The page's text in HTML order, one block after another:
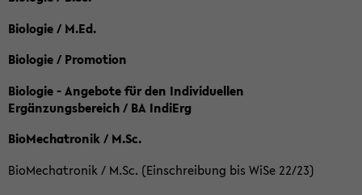
Biologie / M.Ed.
Biologie / Promotion
Biologie - Angebote für den Individuellen
Ergänzungsbereich / BA IndiErg
BioMechatronik / M.Sc.
BioMechatronik / M.Sc. (Einschreibung bis WiSe 22/23)